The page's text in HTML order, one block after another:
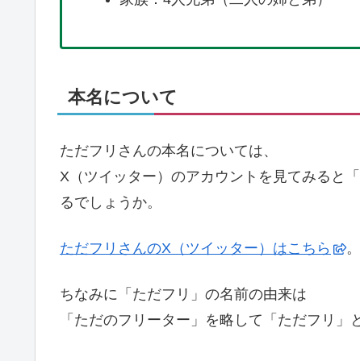
本名について
ただフリさんの本名については、
X（ツイッター）のアカウントを見てみると
るでしょうか。
ただフリさんのX（ツイッター）はこちら 。
ちなみに「ただフリ」の名前の由来は
「ただのフリーター」を略して「ただフリ」